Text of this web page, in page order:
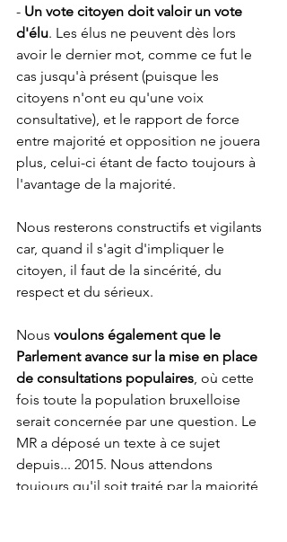
- Un vote citoyen doit valoir un vote
d'élu. Les élus ne peuvent dès lors
avoir le dernier mot, comme ce fut le
cas jusqu'à présent (puisque les
citoyens n'ont eu qu'une voix
consultative), et le rapport de force
entre majorité et opposition ne jouera
plus, celui-ci étant de facto toujours à
l'avantage de la majorité.
Nous resterons constructifs et vigilants
car, quand il s'agit d'impliquer le
citoyen, il faut de la sincérité, du
respect et du sérieux.
Nous voulons également que le
Parlement avance sur la mise en place
de consultations populaires , où cette
fois toute la population bruxelloise
serait concernée par une question. Le
MR a déposé un texte à ce sujet
depuis... 2015. Nous attendons
toujours qu'il soit traité par la majorité